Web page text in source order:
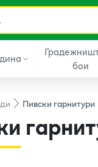
бои
Пивски гарнитури